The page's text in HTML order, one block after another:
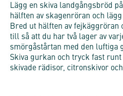
Lägg en skiva landgångsbröd
hälften av skagenröran och
Bred ut hälften av fejkäggröran
till så att du har två lager av
smörgåstårtan med den luftiga
Skiva gurkan och tryck fast
skivade rädisor, citronskivor